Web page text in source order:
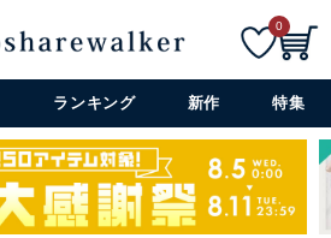
詳細検索+
0
ランキング 新作 特集